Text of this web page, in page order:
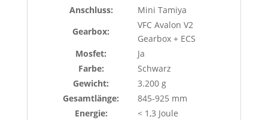
Anschluss:
Mini Tamiya
Gearbox:
VFC Avalon V2
Gearbox + ECS
Mosfet:
Ja
Farbe:
Schwarz
Gewicht:
3.200 g
Gesamtlänge:
845-925 mm
Energie:
< 1,3 Joule